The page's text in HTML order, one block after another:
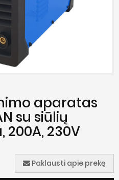
aparatas
su siūlių
230V
Paklausti apie prekę